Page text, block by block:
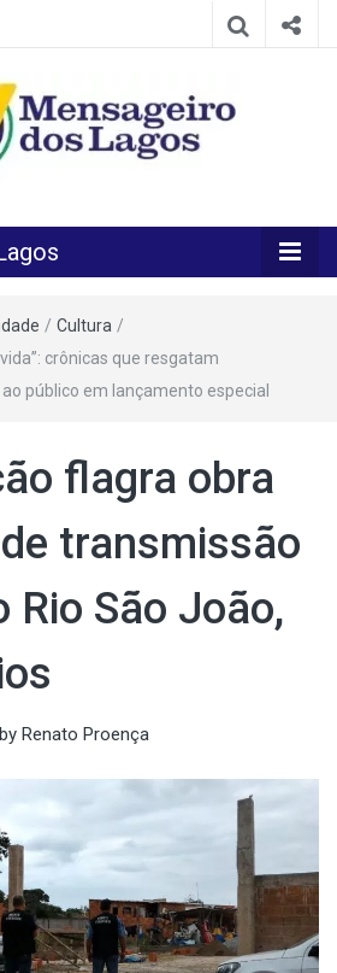
Mensageiro
dos Lagos
/ Cultura /
crônicas que resgatam
público em lançamento especial
flagra obra
transmissão
Rio São João,
by Renato Proença